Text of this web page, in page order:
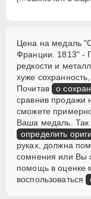
Цена на медаль
Франции. 1813" -
редкости и
хуже
Почитав о
сравнив продажи
сможете
Ваша медаль. Так
определить
руках, должна
сомнения или Вы
помощь в оценке
воспользоваться